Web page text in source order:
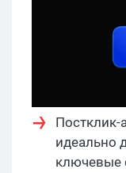
Постклик-
идеально
ключевые